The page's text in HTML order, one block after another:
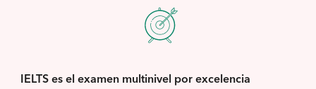
IELTS es el examen multinivel por excelencia